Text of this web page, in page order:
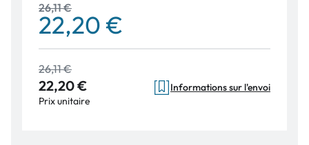
26,11 €
22,20 €
26,11 €
22,20 €
Prix unitaire
Informations sur l'envoi